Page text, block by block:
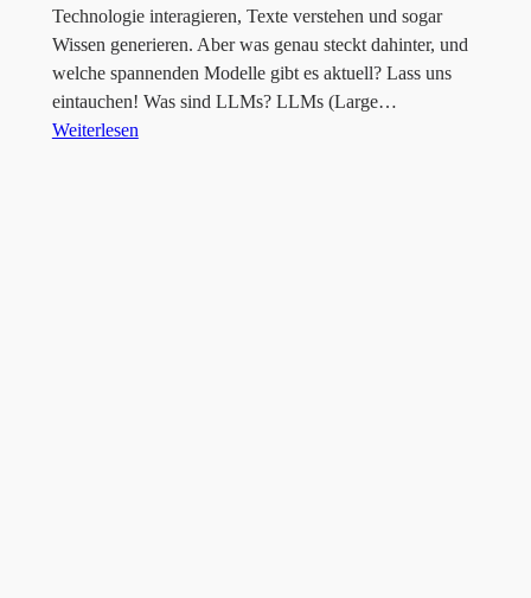
Technologie interagieren, Texte verstehen und sogar
Wissen generieren. Aber was genau steckt dahinter, und
welche spannenden Modelle gibt es aktuell? Lass uns
eintauchen! Was sind LLMs? LLMs (Large…
Weiterlesen